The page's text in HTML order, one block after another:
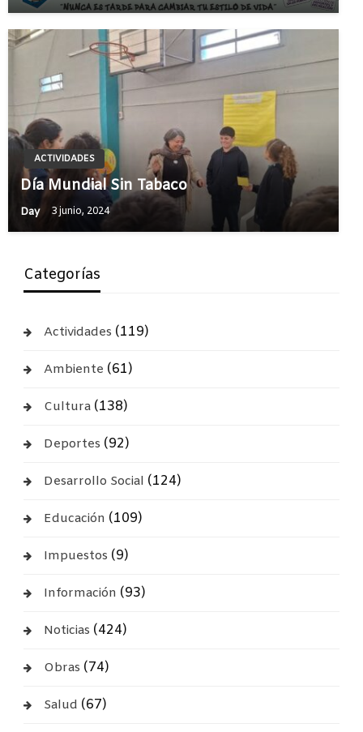
ACTIVIDADES
Día Mundial Sin Tabaco
Day 3 junio, 2024
Categorías
Actividades (119)
Ambiente (61)
Cultura(138)
Deportes (92)
Desarrollo Social (124)
Educación (109)
Impuestos (9)
Información (93)
Noticias (424)
Obras (74)
Salud (67)